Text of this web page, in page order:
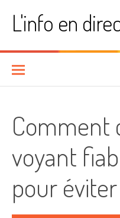
contenuL'info en
Comment
voyant
pour